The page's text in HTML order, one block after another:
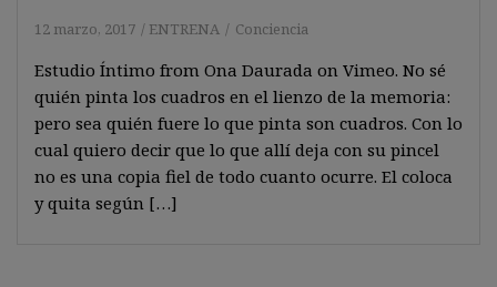
12 marzo, 2017 ENTRENA Conciencia
Estudio Íntimo from Ona Daurada on Vimeo. No sé
quién pinta los cuadros en el lienzo de la memoria:
pero sea quién fuere lo que pinta son cuadros. Con lo
cual quiero decir que lo que allí deja con su pincel
no es una copia fiel de todo cuanto ocurre. El coloca
y quita según […]